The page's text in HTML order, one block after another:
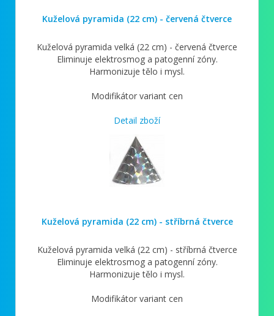
Kuželová pyramida (22 cm) - červená čtverce
Kuželová pyramida velká (22 cm) - červená čtverce
Eliminuje elektrosmog a patogenní zóny.
Harmonizuje tělo i mysl.
Modifikátor variant cen
Detail zboží
Kuželová pyramida (22 cm) - stříbrná čtverce
Kuželová pyramida velká (22 cm) - stříbrná čtverce
Eliminuje elektrosmog a patogenní zóny.
Harmonizuje tělo i mysl.
Modifikátor variant cen